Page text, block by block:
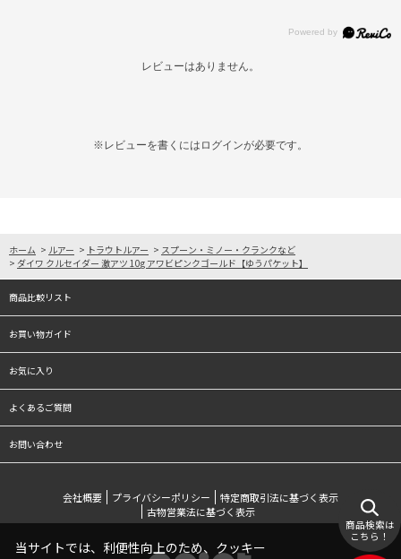
レビューはありません。
※レビューを書くには ログインが必要です。
ホーム > ルアー > トラウトルアー > スプーン・ミノー・クランクなど
> ダイワ クルセイダー 激アツ 10g アワビピンクゴールド【ゆうパケット】
商品比較リスト
お買い物ガイド
お気に入り
よくあるご質問
お問い合わせ
会社概要 プライバシーポリシー
特定商取引法に基づく表示
古物営業法に基づく表示
商品検索は
こちら！
当サイトでは、利便性向上のため、クッキー